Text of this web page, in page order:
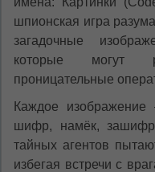
шпионская игра
загадочные
которые могут
проницательные
Каждое
шифр, намёк,
тайных агентов
избегая встречи с